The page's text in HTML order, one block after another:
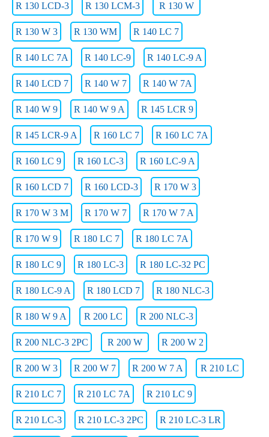
R 130 LCD-3 R 130 LCM-3 R 130 W
R 130 W 3 R 130 WM R 140 LC 7
R 140 LC 7A R 140 LC-9 R 140 LC-9 A
R 140 LCD 7 R 140 W 7 R 140 W 7A
R 140 W 9 R 140 W 9 A R 145 LCR 9
R 145 LCR-9 A R 160 LC 7 R 160 LC 7A
R 160 LC 9 R 160 LC-3 R 160 LC-9 A
R 160 LCD 7 R 160 LCD-3 R 170 W 3
R 170 W 3 M R 170 W 7 R 170 W 7 A
R 170 W 9 R 180 LC 7 R 180 LC 7A
R 180 LC 9 R 180 LC-3 R 180 LC-32 PC
R 180 LC-9 A R 180 LCD 7 R 180 NLC-3
R 180 W 9 A R 200 LC R 200 NLC-3
R 200 NLC-3 2PC R 200 W R 200 W 2
R 200 W 3 R 200 W 7 R 200 W 7 A R 210 LC
R 210 LC 7 R 210 LC 7A R 210 LC 9
R 210 LC-3 R 210 LC-3 2PC R 210 LC-3 LR